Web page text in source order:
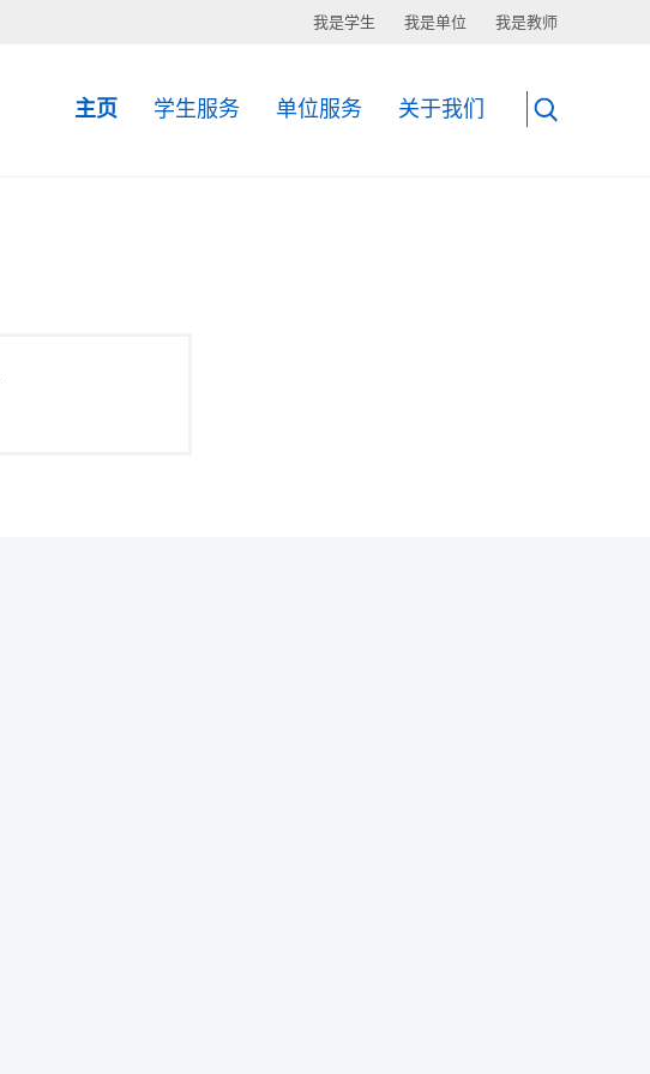
我是学生 我是单位 我是教师
主页 学生服务 单位服务 关于我们